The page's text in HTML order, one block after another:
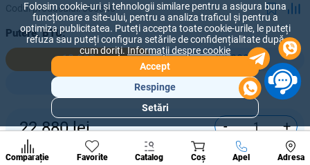
Codul produsului:365340
Putere, BTU:
18 000
28 000
22 880lei - +
Cumpără acum
Comparație Favorite Catalog Coș Apel Adresa
A suna
Secțiuni
populare
de
Folosim cookie-uri și tehnologii similare pentru a asigura buna
funcționare a site-ului, pentru a analiza traficul și pentru a
optimiza publicitatea. Puteți accepta toate cookie-urile, le puteți
refuza sau puteți configura setările de confidențialitate după
cum doriți.Informații despre cookie
Accept
Respinge
Setări